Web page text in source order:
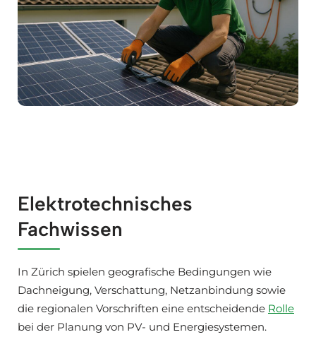
Elektrotechnisches
Fachwissen
In Zürich spielen geografische Bedingungen wie
Dachneigung, Verschattung, Netzanbindung sowie
die regionalen Vorschriften eine entscheidende Rolle
bei der Planung von PV- und Energiesystemen.